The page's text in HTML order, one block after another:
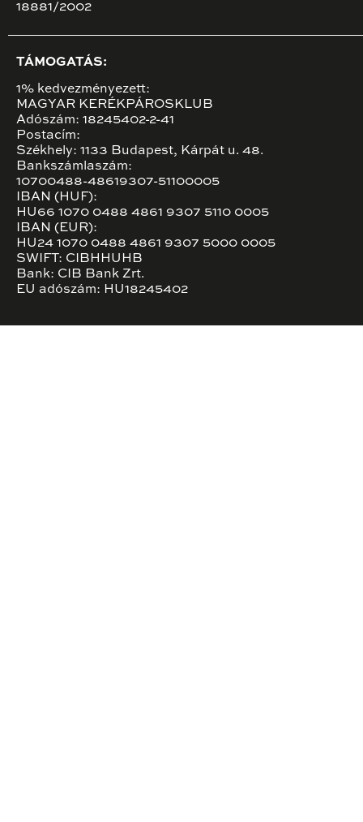
18881/2002
TÁMOGATÁS:
1% kedvezményezett:
MAGYAR KERÉKPÁROSKLUB
Adószám: 18245402-2-41
Postacím:
Székhely: 1133 Budapest, Kárpát u. 48.
Bankszámlaszám:
10700488-48619307-51100005
IBAN (HUF):
HU66 1070 0488 4861 9307 5110 0005
IBAN (EUR):
HU24 1070 0488 4861 9307 5000 0005
SWIFT: CIBHHUHB
Bank: CIB Bank Zrt.
EU adószám: HU18245402